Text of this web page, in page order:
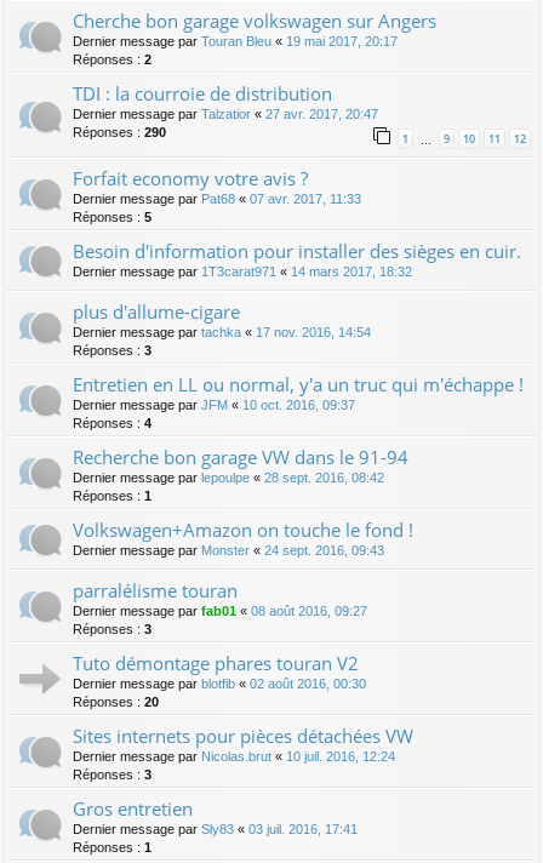
Cherche bon garage volkswagen sur Angers
Dernier message par Touran Bleu « 19 mai 2017, 20:17
Réponses : 2
TDI : la courroie de distribution
Dernier message par Talzatior « 27 avr. 2017, 20:47
Réponses : 290 1 9 10 11 12
Forfait economy votre avis ?
Dernier message par Pat68 « 07 avr. 2017, 11:33
Réponses : 5
Besoin d'information pour installer des sièges en cuir.
Dernier message par 1T3carat971 « 14 mars 2017, 18:32
plus d'allume-cigare
Dernier message par tachka « 17 nov. 2016, 14:54
Réponses : 3
Entretien en LL ou normal, y'a un truc qui m'échappe !
Dernier message par JFM « 10 oct. 2016, 09:37
Réponses : 4
Recherche bon garage VW dans le 91-94
Dernier message par lepoulpe « 28 sept. 2016, 08:42
Réponses : 1
Volkswagen+Amazon on touche le fond !
Dernier message par Monster « 24 sept. 2016, 09:43
parralélisme touran
Dernier message par fab01 « 08 août 2016, 09:27
Réponses : 3
Tuto démontage phares touran V2
Dernier message par blotfib « 02 août 2016, 00:30
Réponses : 20
Sites internets pour pièces détachées VW
Dernier message par Nicolas.brut « 10 juil. 2016, 12:24
Réponses : 3
Gros entretien
Dernier message par Sly83 « 03 juil. 2016, 17:41
Réponses : 1